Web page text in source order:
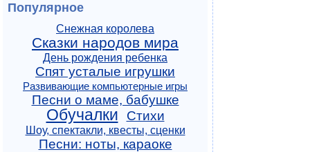
Популярное
Снежная королева
Сказки народов мира
День рождения ребенка
Спят усталые игрушки
Развивающие компьютерные игры
Песни о маме, бабушке
Обучалки Стихи
Шоу, спектакли, квесты, сценки
Песни: ноты, караоке